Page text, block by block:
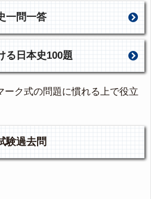
一問一答
る日本史100題
ーク式の問題に慣れる上で役立
験過去問